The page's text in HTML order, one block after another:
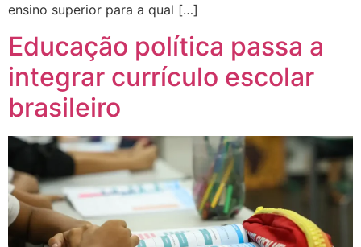
ensino superior para a qual […]
Educação política passa a
integrar currículo escolar
brasileiro